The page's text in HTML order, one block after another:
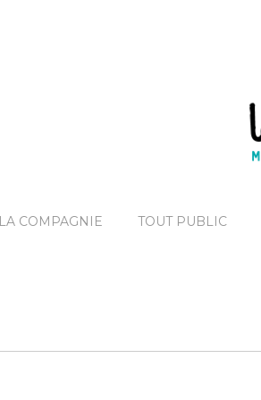
LA COMPAGNIE TOUT PUBLIC